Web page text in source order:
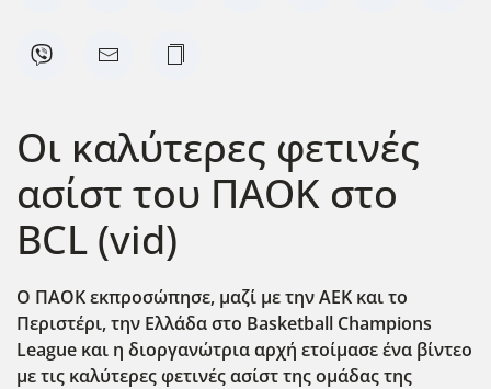
Οι καλύτερες φετινές
ασίστ του ΠΑΟΚ στο
BCL (vid)
Ο ΠΑΟΚ εκπροσώπησε, μαζί με την ΑΕΚ και το
Περιστέρι, την Ελλάδα στο Basketball Champions
League και η διοργανώτρια αρχή ετοίμασε ένα βίντεο
με τις καλύτερες φετινές ασίστ της ομάδας της